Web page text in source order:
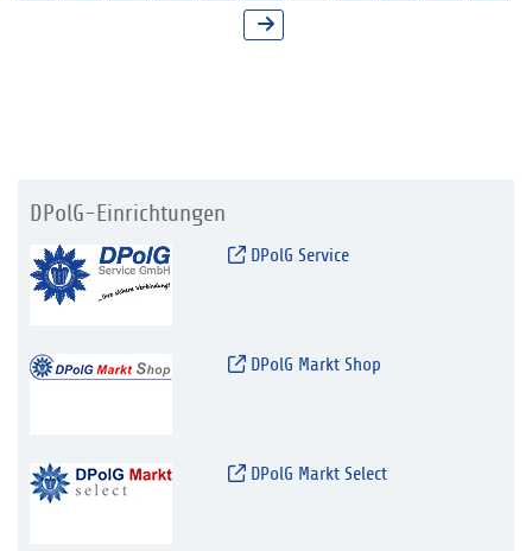
DPolG-Einrichtungen
DPolG Service
DPolG Markt Shop
DPolG Markt Select